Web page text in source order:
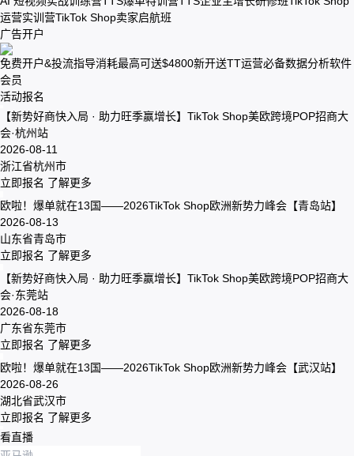
运营实训营TikTok Shop卖家启航班
广告开户
免费开户&投流指导消耗最高可送$4800新开送TT运营必备数据分析软件
会员
活动报名
【新势好商快入局 · 助力旺季赢增长】TikTok Shop美欧跨境POP招商大
会·杭州站
2026-08-11
浙江省杭州市
立即报名 了解更多
欧啦！爆单就在13国——2026TikTok Shop欧洲新势力峰会【青岛站】
2026-08-13
山东省青岛市
立即报名 了解更多
【新势好商快入局 · 助力旺季赢增长】TikTok Shop美欧跨境POP招商大
会·东莞站
2026-08-18
广东省东莞市
立即报名 了解更多
欧啦！爆单就在13国——2026TikTok Shop欧洲新势力峰会【武汉站】
2026-08-26
湖北省武汉市
立即报名 了解更多
看直播